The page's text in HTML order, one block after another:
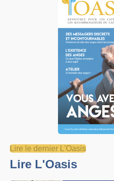
Lire le dernier L'Oasis
Lire L'Oasis